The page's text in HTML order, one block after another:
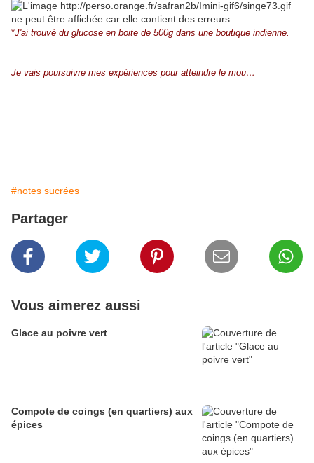
*J'ai trouvé du glucose en boite de 500g dans une boutique indienne.
Je vais poursuivre mes expériences pour atteindre le mou…
#notes sucrées
Partager
Vous aimerez aussi
Glace au poivre vert
Compote de coings (en quartiers) aux
épices